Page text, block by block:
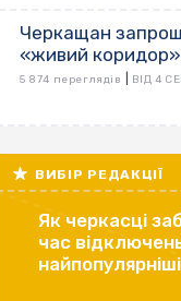
Черкащан
«живий коридор»
5 874 переглядів ВІД 4
ВИБІР РЕДАКЦІЇ
Як черкасці
час